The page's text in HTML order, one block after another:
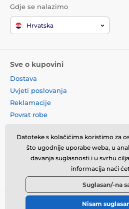
Gdje se nalazimo
Hrvatska
Sve o kupovini
Dostava
Uvjeti poslovanja
Reklamacije
Povrat robe
Načela o korištenju kolačića
Kontaktne informacije
Informacije o obradi osobnih
© 2026 momanio.hr ⦁ E-
Datoteke s kolačićima koristimo za
što ugodnije uporabe weba, u
davanja suglasnosti i u svrhu
informacija naći
Suglasan/-na
Nisam